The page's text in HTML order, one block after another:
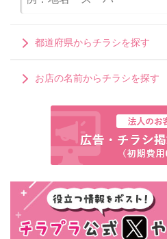
都道府県からチラシを探す
お店の名前からチラシを探す